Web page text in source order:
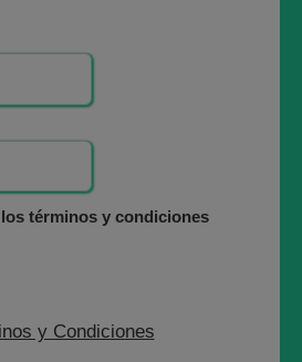
mismo los 1,45€ por acción
saliendo de cabalgata de reyes.
términos y condiciones
y Condiciones